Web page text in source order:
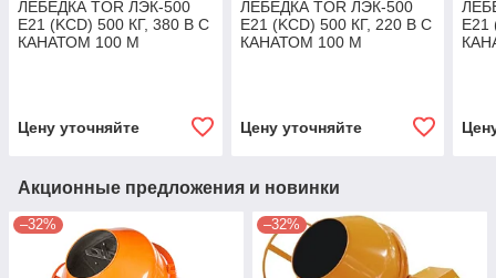
ЛЕБЕДКА TOR ЛЭК-500
E21 (KCD) 500 КГ, 380 В С
КАНАТОМ 100 М
Цену уточняйте
ЛЕБЕДКА TOR ЛЭК-500
E21 (KCD) 500 КГ, 220 В С
КАНАТОМ 100 М
Цену уточняйте
E21
Акционные предложения и новинки
–32% –32%